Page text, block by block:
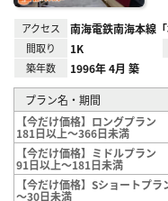
アクセス 南海電鉄南海本線
間取り 1K
築年数 1996年 4月 築
プラン名・期間
【今だけ価格】ロングプラン
181日以上～366日未満
【今だけ価格】ミドルプラン
91日以上～181日未満
【今だけ価格】Sショートプラ
～30日未満